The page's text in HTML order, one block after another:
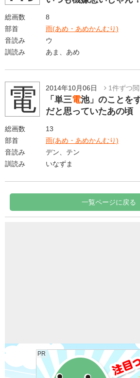
総画数
8
部首
雨(あめ・あめかんむり)
音読み
ウ
訓読み
あま、あめ
電 2014年10月06日 1件ずつ
「単三電池」のことを
だと思っていたあの頃
総画数
13
部首
雨(あめ・あめかんむり)
音読み
デン、テン
訓読み
いなずま
一覧ページに戻る
PR